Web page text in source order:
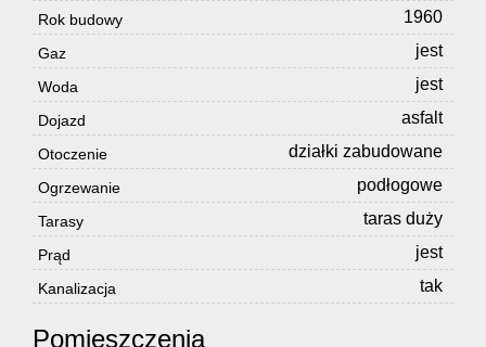
Rok budowy 1960
Gaz jest
Woda jest
Dojazd asfalt
Otoczenie działki zabudowane
Ogrzewanie podłogowe
Tarasy taras duży
Prąd jest
Kanalizacja tak
Pomieszczenia